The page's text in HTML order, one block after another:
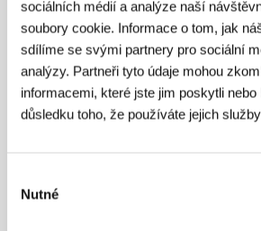
sociálních médií a analýze naší
soubory cookie. Informace o tom, jak
sdílíme se svými partnery pro sociální
analýzy. Partneři tyto údaje mohou
informacemi, které jste jim poskytli
důsledku toho, že používáte jejich
souhlasu
Nutné
Pawel Pawlikowski(1957, Varšava)
ve Velké Británii. Vystudoval
to Pietushki